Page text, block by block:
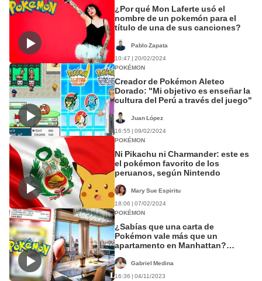
¿Por qué Mon Laferte usó el
nombre de un pokemón para el
título de una de sus canciones?
Pablo Zapata
10:47 | 20/02/2024
POKÉMON
Creador de Pokémon Aleteo
Dorado: "Mi objetivo es enseñar la
cultura del Perú a través del juego"
Juan López
16:55 | 09/02/2024
POKÉMON
Ni Pikachu ni Charmander: este es
el pokémon favorito de los
peruanos, según Nintendo
Mary Sue Espiritu
18:06 | 07/02/2024
POKÉMON
¿Sabías que una carta de
Pokémon vale más que un
apartamento en Manhattan?
valiosaGabriel Medina
16:36 | 04/11/2023